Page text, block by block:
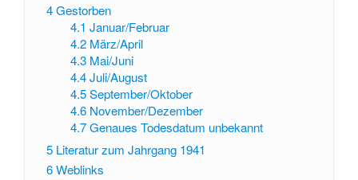
4Gestorben
4.1 Januar/Februar
4.2 März/April
4.3 Mai/Juni
4.4 Juli/August
4.5 September/Oktober
4.6 November/Dezember
4.7 Genaues Todesdatum unbekannt
5 Literatur zum Jahrgang 1941
6Weblinks